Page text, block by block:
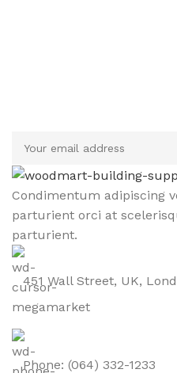
Condimentum adipiscing
parturient orci at
parturient.
451 Wall Street, UK,
Phone: (064) 332-1233